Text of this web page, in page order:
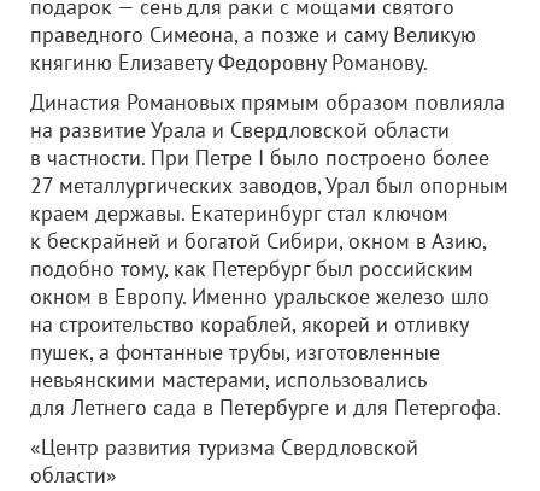
подарок — сень для раки с мощами святого
праведного Симеона, а позже и саму Великую
княгиню Елизавету Федоровну Романову.
Династия Романовых прямым образом повлияла
на развитие Урала и Свердловской области
в частности. При Петре I было построено более
27 металлургических заводов, Урал был опорным
краем державы. Екатеринбург стал ключом
к бескрайней и богатой Сибири, окном в Азию,
подобно тому, как Петербург был российским
окном в Европу. Именно уральское железо шло
на строительство кораблей, якорей и отливку
пушек, а фонтанные трубы, изготовленные
невьянскими мастерами, использовались
для Летнего сада в Петербурге и для Петергофа.
«Центр развития туризма Свердловской
области»